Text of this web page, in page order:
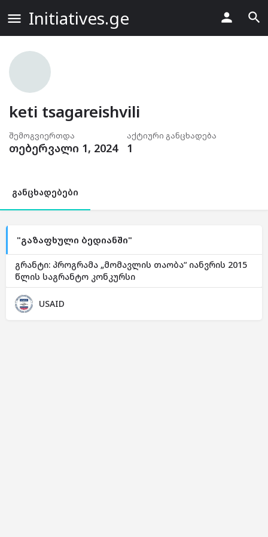
Initiatives.ge
keti tsagareishvili
შემოგვიერთდა
თებერვალი 1, 2024
აქტიური განცხადება
1
განცხადებები
"გაზაფხული ბედიანში"
გრანტი: პროგრამა „მომავლის თაობა“ იანვრის 2015
წლის საგრანტო კონკურსი
USAID